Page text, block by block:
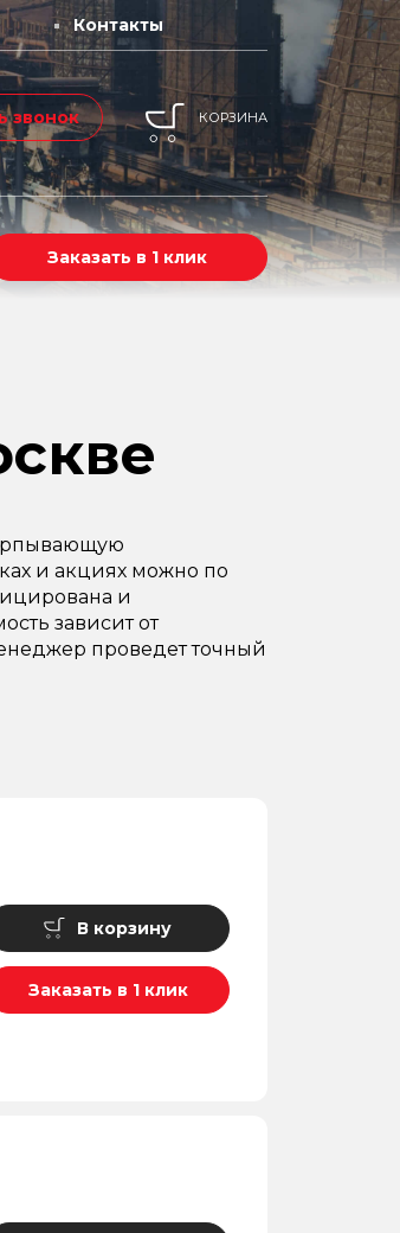
Контакты
звонок КОРЗИНА
Заказать в 1 клик
и акциях можно по
и
зависит от
проведет точный
В корзину
Заказать в 1 клик